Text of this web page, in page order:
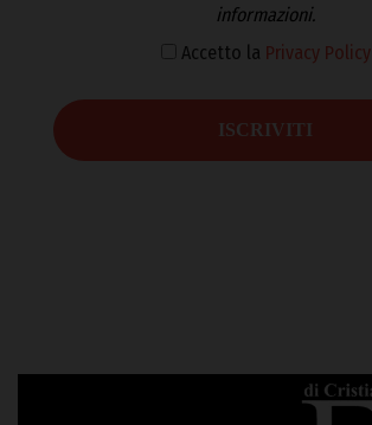
informazioni.
Accetto la Privacy Policy